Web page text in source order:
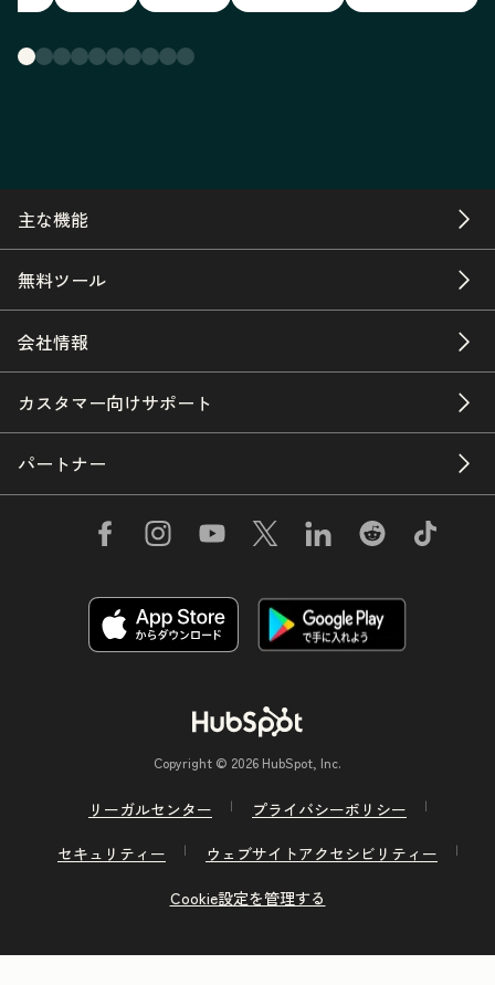
主な機能
無料ツール
会社情報
カスタマー向けサポート
パートナー
Copyright © 2026 HubSpot, Inc.
リーガルセンター
プライバシーポリシー
セキュリティー
ウェブサイトアクセシビリティー
Cookie設定を管理する